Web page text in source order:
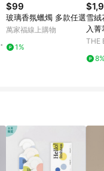
$99
玻璃香氛蠟燭 多款任選
萬家福線上購物
1%
雪絨
入
THE